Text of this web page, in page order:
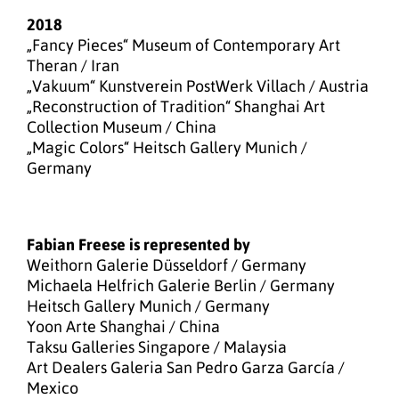
2018
„Fancy Pieces“ Museum of Contemporary Art
Theran / Iran
„Vakuum“ Kunstverein PostWerk Villach / Austria
„Reconstruction of Tradition“ Shanghai Art
Collection Museum / China
„Magic Colors“ Heitsch Gallery Munich /
Germany
Fabian Freese is represented by
Weithorn Galerie Düsseldorf / Germany
Michaela Helfrich Galerie Berlin / Germany
Heitsch Gallery Munich / Germany
Yoon Arte Shanghai / China
Taksu Galleries Singapore / Malaysia
Art Dealers Galeria San Pedro Garza García /
Mexico